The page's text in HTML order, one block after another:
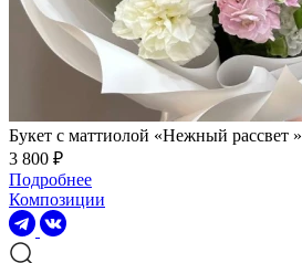
Букет с маттиолой «Нежный рассвет »
3 800 ₽
Подробнее
Композиции